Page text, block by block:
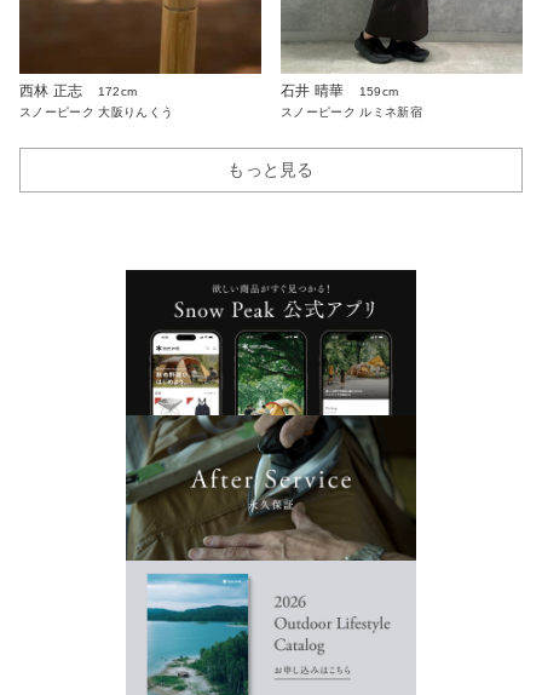
西林 正志
172cm
スノーピーク 大阪りんくう
石井 晴華
159cm
スノーピーク ルミネ新宿
もっと見る